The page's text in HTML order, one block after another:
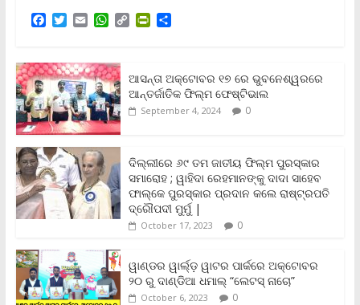
F
e
b
o
o
k
T
t
t
e
r
E
i
l
W
t
s
A
p
p
C
L
i
n
k
P
t
F
r
i
d
l
y
S
e
ଆସନ୍ତା ଅକ୍ଟୋବର ୧୭ ରେ ଭୁବନେଶ୍ୱରରେ
ଆନ୍ତର୍ଜାତିକ ଫିଲ୍ମ ଫେଷ୍ଟିଭାଲ
September 4, 2024 0
ଦିଲ୍ଲୀରେ ୬୯ ତମ ଜାତୀୟ ଫିଲ୍ମ ପୁରସ୍କାର
ସମାରୋହ ; ୱାହିଦା ରେହମାନଙ୍କୁ ଦାଦା ସାହେବ
ଫାଲ୍‌କେ ପୁରସ୍କାର ପ୍ରଦାନ କଲେ ରାଷ୍ଟ୍ରପତି
ଦ୍ରୌପଦୀ ମୁର୍ମୁ |
October 17, 2023 0
ୱାଣ୍ଡର ୱାର୍ଲ୍‌ଡ଼ ୱାଟର ପାର୍କରେ ଅକ୍ଟୋବର
୨୦ ରୁ ଦାଣ୍ଡିଆ ଧମାଲ୍ “ଲେଟସ୍ ନାଚୋ”
October 6, 2023 0